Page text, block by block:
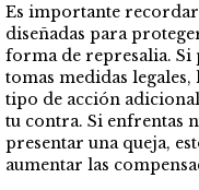
Es importante recordar
diseñadas para
forma de represalia. Si
tomas medidas
tipo de acción
tu contra. Si enfrentas
presentar una queja,
aumentar las